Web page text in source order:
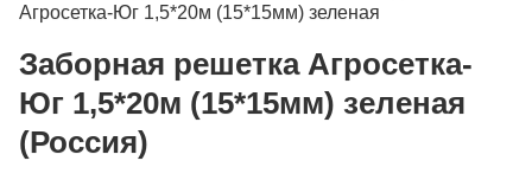
Агросетка-Юг 1,5*20м (15*15мм) зеленая
Заборная решетка Агросетка-
Юг 1,5*20м (15*15мм) зеленая
(Россия)